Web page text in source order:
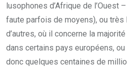
lusophones d’Afrique de l’Ouest
faute parfois de moyens), ou très
d’autres, où il concerne la
dans certains pays européens,
donc quelques centaines de